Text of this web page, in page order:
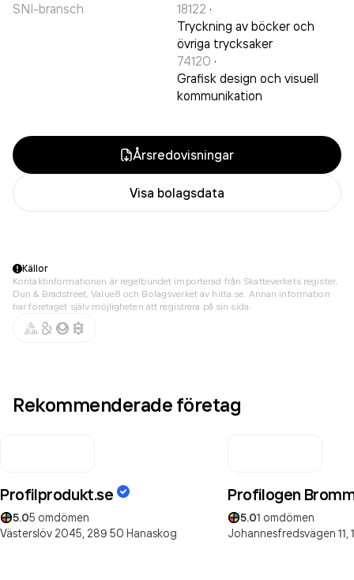
SNI-bransch 18122 ·
Tryckning av böcker och
övriga trycksaker
74120 ·
Grafisk design och visuell
kommunikation
Årsredovisningar
Visa bolagsdata
Källor
Kontaktinformationen är regelbundet importerad från Skatteverkets register,
Dun & Bradstreet, Value8 och Bolagsverket av hitta.se. Annan information
har företaget själv möjligheten att registrera på sin sida.
Rekommenderade företag
Profilprodukt.se
5.05 omdömen
Västerslöv 2045, 289 50 Hanaskog
Profilogen
5.01 omdömen
Johannesfredsvägen 11,